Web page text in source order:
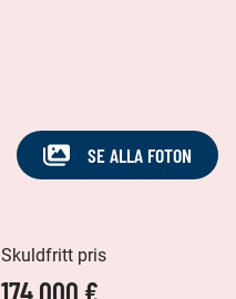
SE ALLA FOTON
Skuldfritt pris
174 000 €